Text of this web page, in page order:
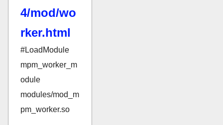
4/mod/wo
rker.html
#LoadModule
mpm_worker_m
odule
modules/mod_m
pm_worker.so